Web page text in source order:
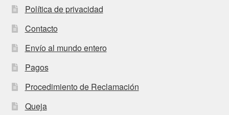
Política de privacidad
Contacto
Envío al mundo entero
Pagos
Procedimiento de Reclamación
Queja